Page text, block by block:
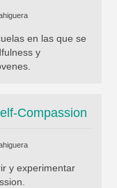
en las que se
y
Compassion
y experimentar